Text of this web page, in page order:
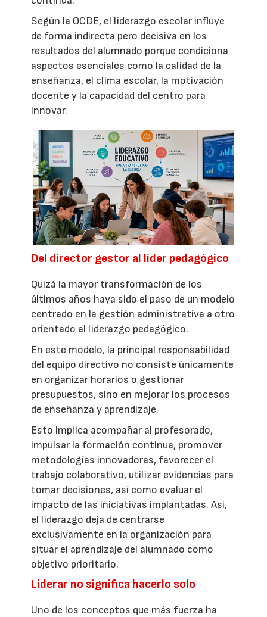
Según la OCDE, el liderazgo escolar influye
de forma indirecta pero decisiva en los
resultados del alumnado porque condiciona
aspectos esenciales como la calidad de la
enseñanza, el clima escolar, la motivación
docente y la capacidad del centro para
innovar.
Del director gestor al líder pedagógico
Quizá la mayor transformación de los
últimos años haya sido el paso de un modelo
centrado en la gestión administrativa a otro
orientado al liderazgo pedagógico.
En este modelo, la principal responsabilidad
del equipo directivo no consiste únicamente
en organizar horarios o gestionar
presupuestos, sino en mejorar los procesos
de enseñanza y aprendizaje.
Esto implica acompañar al profesorado,
impulsar la formación continua, promover
metodologías innovadoras, favorecer el
trabajo colaborativo, utilizar evidencias para
tomar decisiones, así como evaluar el
impacto de las iniciativas implantadas. Así,
el liderazgo deja de centrarse
exclusivamente en la organización para
situar el aprendizaje del alumnado como
objetivo prioritario.
Liderar no significa hacerlo solo
Uno de los conceptos que más fuerza ha